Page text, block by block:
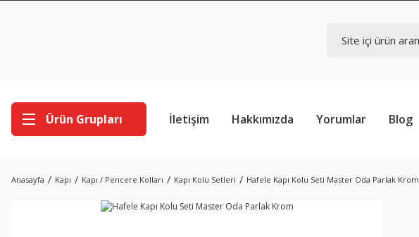
Ürün Grupları İletişim Hakkımızda Yorumlar Blog
Anasayfa Kapı Kapı / Pencere Kolları Kapı Kolu Setleri Hafele Kapı Kolu Seti Master Oda Parlak Krom